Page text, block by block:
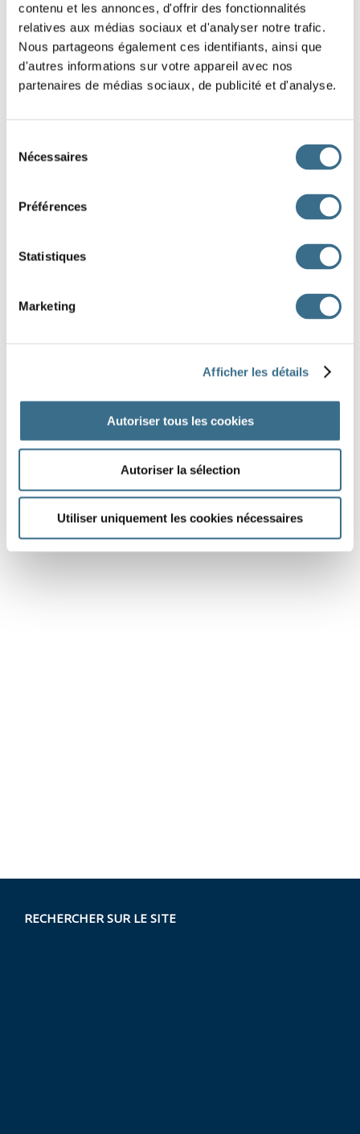
contenu et les annonces, d'offrir des fonctionnalités
relatives aux médias sociaux et d'analyser notre trafic.
Nous partageons également ces identifiants, ainsi que
d'autres informations sur votre appareil avec nos
partenaires de médias sociaux, de publicité et d'analyse.
Nécessaires
Préférences
Statistiques
Marketing
Afficher les détails
Autoriser tous les cookies
Autoriser la sélection
Utiliser uniquement les cookies nécessaires
l'école.
Ils ensemble au match de
basket.
Nous
chercher cette idée.
suis allé
RECHERCHER SUR LE SITE